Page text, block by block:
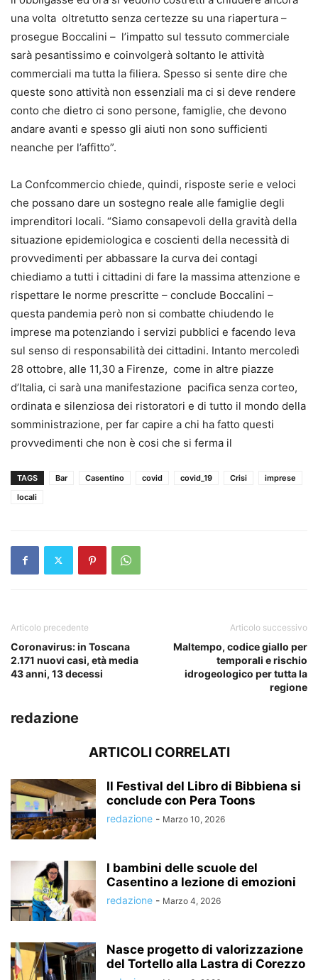
una volta oltretutto senza certezze su una riapertura –
prosegue Boccalini – l’impatto sul tessuto commerciale
sarà pesantissimo e coinvolgerà soltanto le attività
commerciali ma tutta la filiera. Spesso si sente dire che
queste sono attività non essenziali ma ci si deve rendere
conto che dietro ci sono persone, famiglie, che devono
andare avanti e spesso gli aiuti non sono sufficienti
neanche per l’affitto”.
La Confcommercio chiede, quindi, risposte serie e veloci
che possano dare un sostegno reale alle famiglie degli
imprenditori locali. “Siamo consapevoli della gravità della
situazione epidemiologica e coscienti della necessità di
provvedimenti per abbassare la curva dei contagi
chiediamo a tutti i cittadini di fare la massima attenzione e
rispettare le norme prescritte – conclude Boccalini –
questa pandemia però non si combatte chiudendo le
imprese ma potenziando i servizi pubblici e facendo leva
sul senso di responsabilità dei cittadini. Intanto mercoledì
28 ottobre, alle 11,30 a Firenze, come in altre piazze
d’Italia, ci sarà una manifestazione pacifica senza corteo,
ordinata e silenziosa dei ristoratori e di tutto il mondo della
somministrazione, per far capire a chi ha fatto questi
provvedimenti che non è cosi che si ferma il
TAGS Bar Casentino covid covid_19 Crisi
imprese
locali
Articolo precedente
Coronavirus: in Toscana
2.171 nuovi casi, età media
43 anni, 13 decessi
Articolo successivo
Maltempo, codice giallo per
temporali e rischio
idrogeologico per tutta la
regione
redazione
ARTICOLI CORRELATI
Il Festival del Libro di Bibbiena si
conclude con Pera Toons
redazione - Marzo 10, 2026
I bambini delle scuole del
Casentino a lezione di emozioni
redazione - Marzo 4, 2026
Nasce progetto di valorizzazione
del Tortello alla Lastra di Corezzo